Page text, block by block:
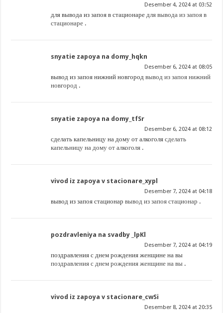
Desember 4, 2024 at 03:52
для вывода из запоя в стационаредля вывода из запоя в
стационаре .
snyatie zapoya na domy_hqkn
Desember 6, 2024 at 08:05
вывод из запоя нижний новгородвывод из запоя нижний
новгород .
snyatie zapoya na domy_tfSr
Desember 6, 2024 at 08:12
сделать капельницу на дому от алкоголясделать
капельницу на дому от алкоголя .
vivod iz zapoya v stacionare_xypl
Desember 7, 2024 at 04:18
вывод из запоя стационарвывод из запоя стационар .
pozdravleniya na svadby _lpKl
Desember 7, 2024 at 04:19
поздравления с днем рождения женщине на вы
поздравления с днем рождения женщине на вы .
vivod iz zapoya v stacionare_cwSi
Desember 8, 2024 at 20:35